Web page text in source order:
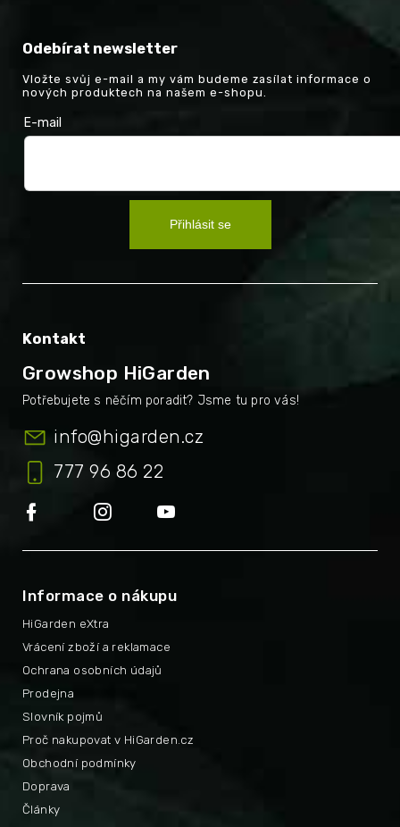
Odebírat newsletter
Vložte svůj e-mail a my vám budeme zasílat informace o
nových produktech na našem e-shopu.
E-mail
Přihlásit se
Kontakt
Growshop HiGarden
info@higarden.cz
777 96 86 22
Informace o nákupu
HiGarden eXtra
Proč nakupovat v HiGarden.cz
Vrácení zboží a reklamace
Obchodní podmínky
Ochrana osobních údajů
Doprava
Prodejna
Články
Slovník pojmů